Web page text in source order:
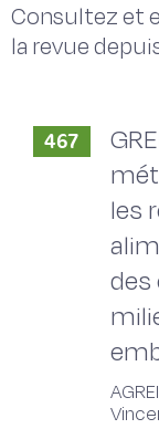
Consultez et
la revue
467
les